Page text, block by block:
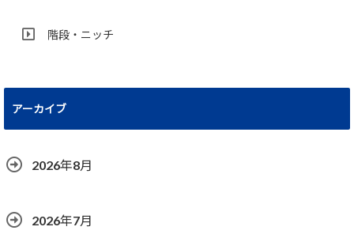
階段・ニッチ
アーカイブ
2026年8月
2026年7月